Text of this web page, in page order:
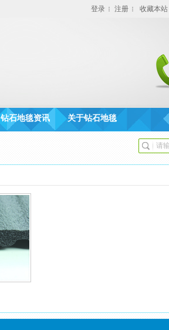
登录 注册 收藏本站
钻石地毯资讯 关于钻石地毯